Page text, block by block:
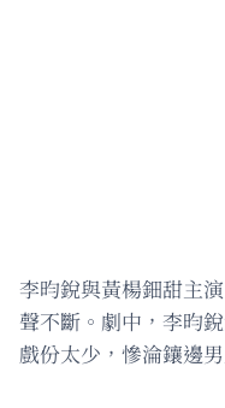
李昀銳與黃楊鈿甜主
聲不斷。劇中，李昀
戲份太少，慘淪鑲邊